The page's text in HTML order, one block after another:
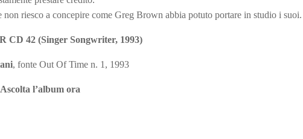
riesco a concepire come Greg Brown abbia potuto portare in studio i suoi.
CD 42 (Singer Songwriter, 1993)
, fonte Out Of Time n. 1, 1993
Ascolta l’album ora